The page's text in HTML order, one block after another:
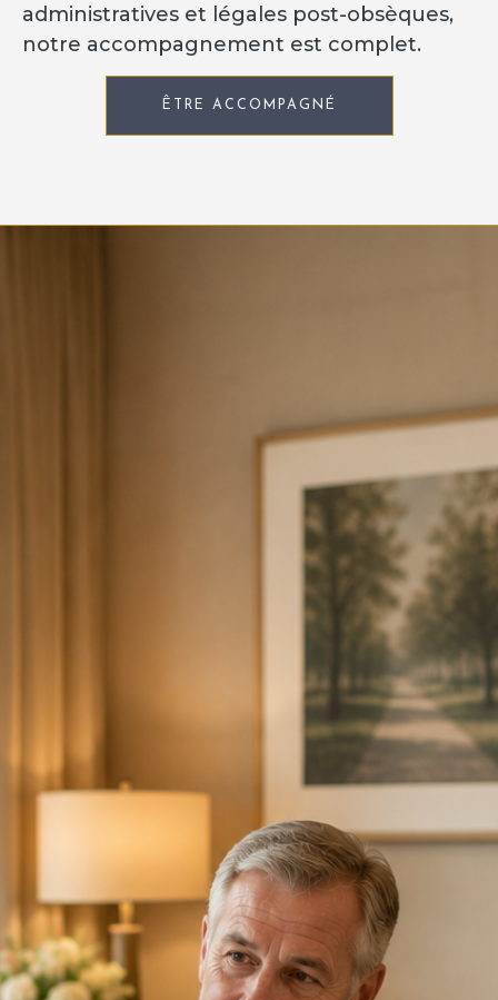
administratives et légales post-obsèques,
notre accompagnement est complet.
ÊTRE ACCOMPAGNÉ